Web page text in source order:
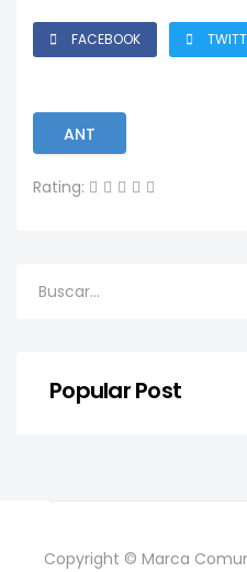
FACEBOOK
ANT
Rating:
Popular Post
Copyright © Marca